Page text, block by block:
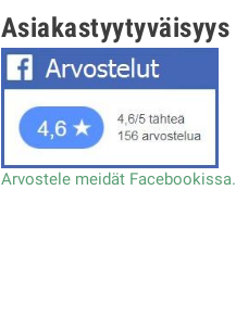
Asiakastyytyväisyys
Arvostele meidät Facebookissa.